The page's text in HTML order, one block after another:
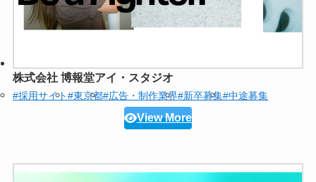
株式会社 博報堂アイ・スタジオ
#採用サイト#東京都#広告・制作業界#新卒募集#中途募集
View More